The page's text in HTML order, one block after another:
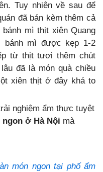
Tuy nhiên về sau để
đã bán kèm thêm cả
mì thịt xiên Quang
bánh mì được kẹp 1-2
từ thịt tươi thêm chút
đã là món quà chiều
xiên thịt ở đây khá to
nghiệm ẩm thực tuyệt
ngon ở Hà Nội mà
món ngon tại phố ẩm